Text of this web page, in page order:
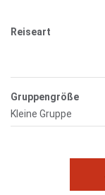
Reiseart
Gruppengröße
Kleine Gruppe